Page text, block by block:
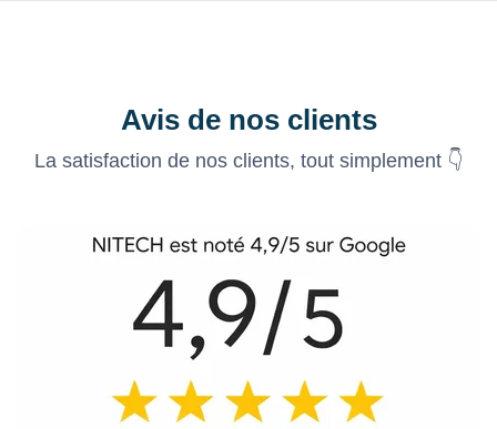
Avis de nos clients
La satisfaction de nos clients, tout simplement 👇